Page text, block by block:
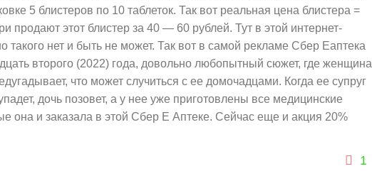
5 блистеров по 10 таблеток. Так вот реальная цена блистера =
продают этот блистер за 40 — 60 рублей. Тут в этой интернет-
такого нет и быть не может. Так вот в самой рекламе Сбер Еаптека
второго (2022) года, довольно любопытный сюжет, где женщина
что может случиться с ее домочадцами. Когда ее супруг
дочь позовет, а у нее уже приготовлены все медицинские
она и заказала в этой Сбер Е Аптеке. Сейчас еще и акция 20%
1